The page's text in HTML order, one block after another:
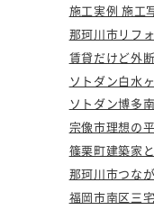
施工実例 施工
那珂川市リフ
賃貸だけど外
ソトダン白水
ソトダン博多南
宗像市理想の
篠栗町建築家
那珂川市つな
福岡市南区三